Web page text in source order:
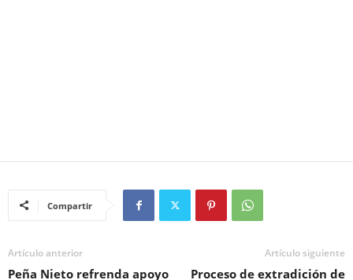
Compartir
Artículo anterior
Peña Nieto refrenda apoyo
Artículo siguiente
Proceso de extradición de